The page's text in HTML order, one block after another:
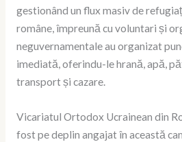
gestionând un flux masiv de
române, împreună cu voluntari și
neguvernamentale au organizat
imediată, oferindu-le hrană, apă,
transport și cazare.
Vicariatul Ortodox Ucrainean din
fost pe deplin angajat în această